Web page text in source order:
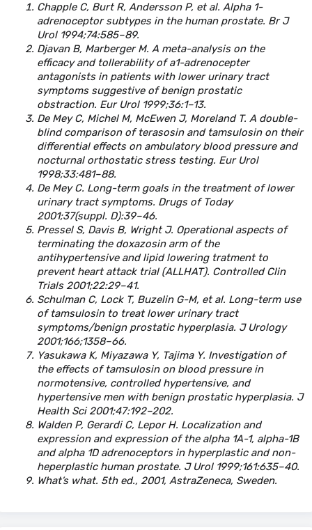
Chapple C, Burt R, Andersson P, et al. Alpha 1-
adrenoceptor subtypes in the human prostate. Br J
Urol 1994;74:585–89.
Djavan B, Marberger M. A meta-analysis on the
efficacy and tollerability of a1-adrenocepter
antagonists in patients with lower urinary tract
symptoms suggestive of benign prostatic
obstraction. Eur Urol 1999;36:1–13.
De Mey C, Michel M, McEwen J, Moreland T. A double-
blind comparison of terasosin and tamsulosin on their
differential effects on ambulatory blood pressure and
nocturnal orthostatic stress testing. Eur Urol
1998;33:481–88.
De Mey C. Long-term goals in the treatment of lower
urinary tract symptoms. Drugs of Today
2001;37(suppl. D):39–46.
Pressel S, Davis B, Wright J. Operational aspects of
terminating the doxazosin arm of the
antihypertensive and lipid lowering tratment to
prevent heart attack trial (ALLHAT). Controlled Clin
Trials 2001;22:29–41.
Schulman C, Lock T, Buzelin G-M, et al. Long-term use
of tamsulosin to treat lower urinary tract
symptoms/benign prostatic hyperplasia. J Urology
2001;166;1358–66.
Yasukawa K, Miyazawa Y, Tajima Y. Investigation of
the effects of tamsulosin on blood pressure in
normotensive, controlled hypertensive, and
hypertensive men with benign prostatic hyperplasia. J
Health Sci 2001;47:192–202.
Walden P, Gerardi C, Lepor H. Localization and
expression and expression of the alpha 1A-1, alpha-1B
and alpha 1D adrenoceptors in hyperplastic and non-
heperplastic human prostate. J Urol 1999;161:635–40.
What’s what. 5th ed., 2001, AstraZeneca, Sweden.